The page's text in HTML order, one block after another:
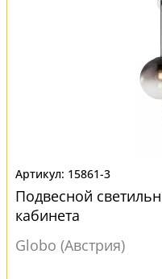
15861-3
Подвесной
кабинета
Globo (Австрия)